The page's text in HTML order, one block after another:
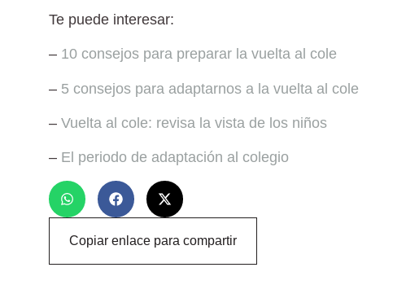
Te puede interesar:
– 10 consejos para preparar la vuelta al cole
– 5 consejos para adaptarnos a la vuelta al cole
– Vuelta al cole: revisa la vista de los niños
– El periodo de adaptación al colegio
Copiar enlace para compartir